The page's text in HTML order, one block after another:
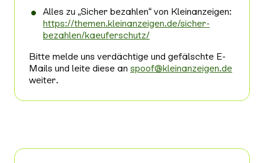
Alles zu „Sicher bezahlen“ von Kleinanzeigen:
https://themen.kleinanzeigen.de/sicher-
bezahlen/kaeuferschutz/
Bitte melde uns verdächtige und gefälschte E-
Mails und leite diese an spoof@kleinanzeigen.de
weiter.